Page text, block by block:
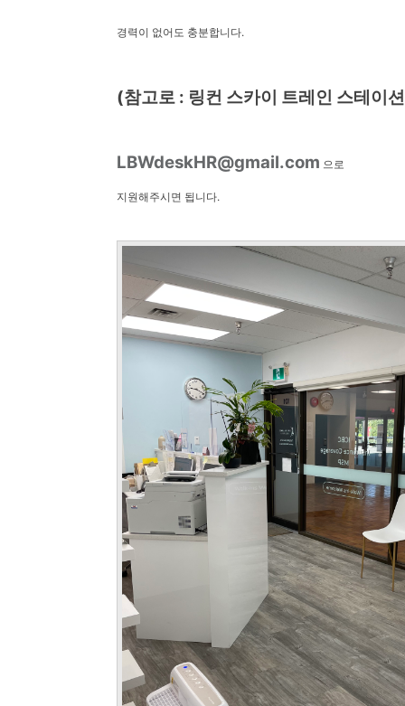
경력이 없어도 충분합니다.
(참고로 : 링컨 스카이 트레인 스테이
LBWdeskHR@gmail.com 으로
지원해주시면 됩니다.